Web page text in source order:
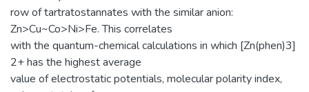
row of tartratostannates with the similar anion:
Zn>Cu~Co>Ni>Fe. This correlates
with the quantum-chemical calculations in which [Zn(phen)3]
2+ has the highest average
value of electrostatic potentials, molecular polarity index,